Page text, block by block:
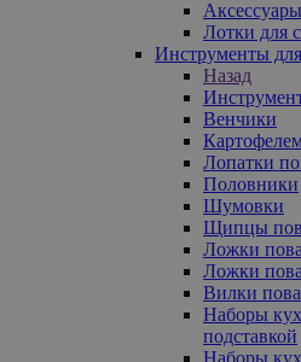
Лотки для
Инструменты
Назад
Венчики
Лопатки
Половники
Шумовки
Щипцы
Ложки
Ложки
Вилки
Наборы
подставкой
Наборы